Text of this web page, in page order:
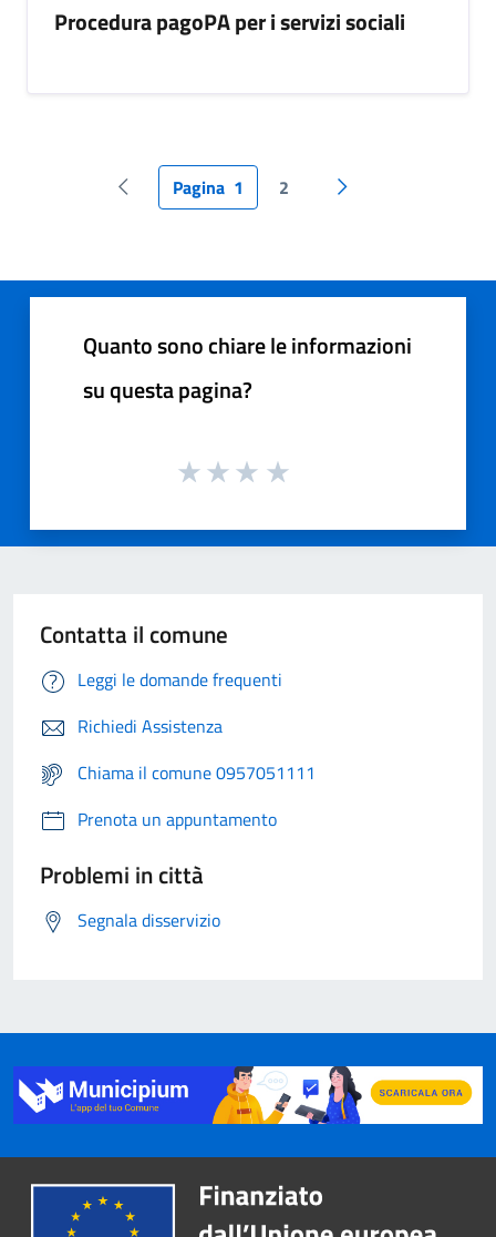
Procedura pagoPA per i servizi sociali
Pagina precedente
Pagina 1 2 Pagina successiva
Quanto sono chiare le informazioni
su questa pagina?
Contatta il comune
Leggi le domande frequenti
Richiedi Assistenza
Chiama il comune 0957051111
Prenota un appuntamento
Problemi in città
Segnala disservizio